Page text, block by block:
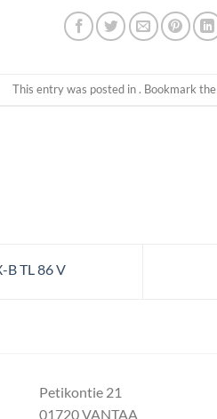
This entry was posted in . Bookmark the
B TL 86 V
Petikontie 21
01720 VANTAA